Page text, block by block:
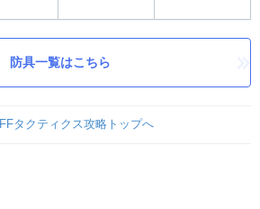
防具一覧はこちら
FFタクティクス攻略トップへ